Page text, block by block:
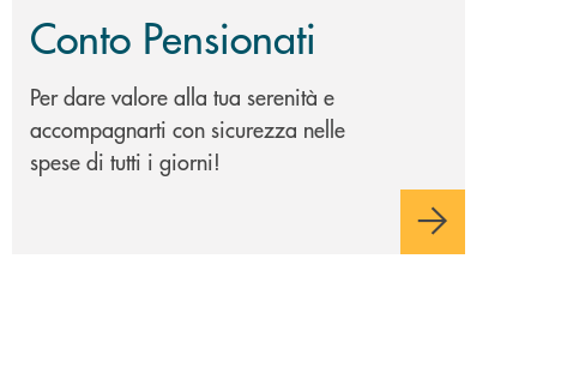
Conto Pensionati
Per dare valore alla tua serenità e
accompagnarti con sicurezza nelle
spese di tutti i giorni!